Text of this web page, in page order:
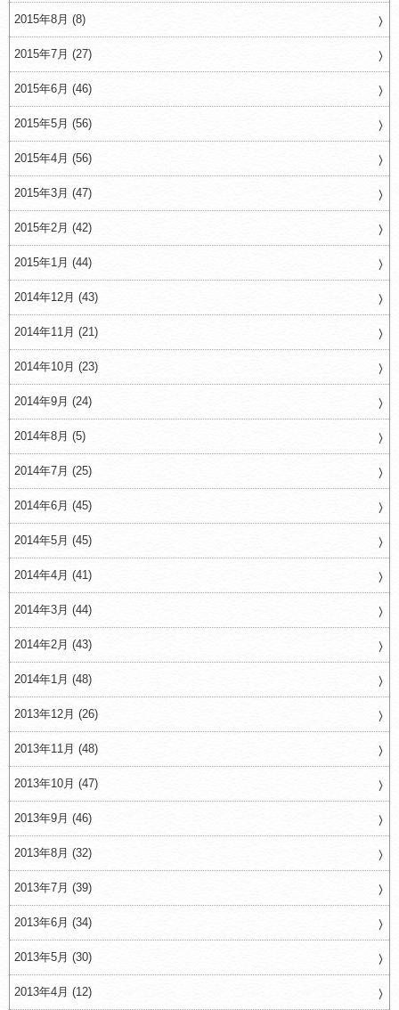
2015年8月 (8)
2015年7月 (27)
2015年6月 (46)
2015年5月 (56)
2015年4月 (56)
2015年3月 (47)
2015年2月 (42)
2015年1月 (44)
2014年12月 (43)
2014年11月 (21)
2014年10月 (23)
2014年9月 (24)
2014年8月 (5)
2014年7月 (25)
2014年6月 (45)
2014年5月 (45)
2014年4月 (41)
2014年3月 (44)
2014年2月 (43)
2014年1月 (48)
2013年12月 (26)
2013年11月 (48)
2013年10月 (47)
2013年9月 (46)
2013年8月 (32)
2013年7月 (39)
2013年6月 (34)
2013年5月 (30)
2013年4月 (12)